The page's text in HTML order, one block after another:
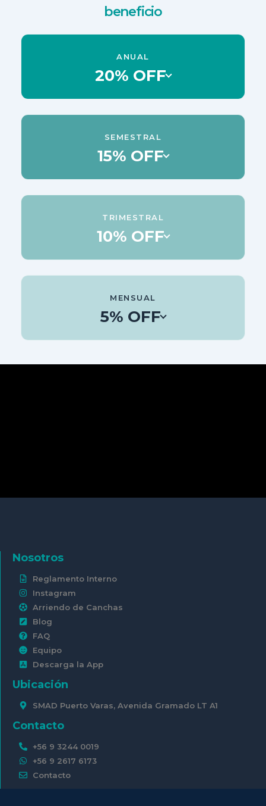
beneficio
ANUAL
20% OFF
Maximiza resultados y obtén el mayor beneficio del
valor en el tiempo.
SEMESTRAL
15% OFF
Mantén el progreso con un excelente equilibrio de
TRIMESTRAL
10% OFF
Avanza con foco y logra resultados en menos
MENSUAL
5% OFF
Nosotros
Reglamento Interno
Instagram
Arriendo de Canchas
Blog
FAQ
Equipo
Descarga la App
Ubicación
SMAD Puerto Varas, Avenida Gramado LT A1
Contacto
+56 9 3244 0019
+56 9 2617 6173
Contacto